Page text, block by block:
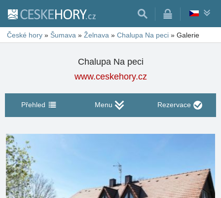
České hory » Šumava » Želnava » Chalupa Na peci » Galerie
Chalupa Na peci
www.ceskehory.cz
Přehled Menu Rezervace